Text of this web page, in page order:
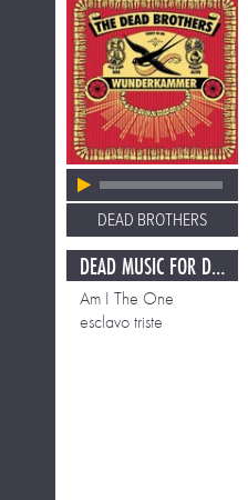
DEAD BROTHERS
DEAD MUSIC FOR DEAD PEOPLE
Am I The One
esclavo triste